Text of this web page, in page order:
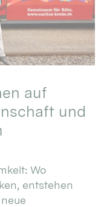
auf
und
Wo
entstehen